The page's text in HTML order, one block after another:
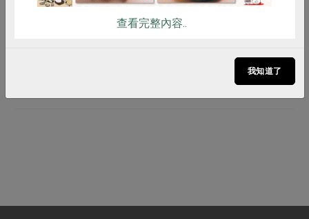
查看完整內容..
我知道了